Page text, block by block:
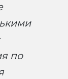
по